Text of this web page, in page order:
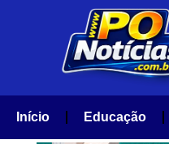
Início Educação